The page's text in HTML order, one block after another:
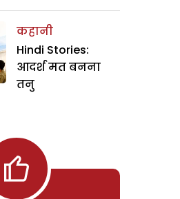
कहानी
Hindi Stories:
आदर्श मत बनना
तनु